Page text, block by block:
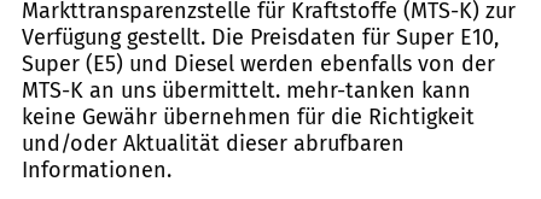
Markttransparenzstelle für Kraftstoffe (MTS-K) zur
Verfügung gestellt. Die Preisdaten für Super E10,
Super (E5) und Diesel werden ebenfalls von der
MTS-K an uns übermittelt. mehr-tanken kann
keine Gewähr übernehmen für die Richtigkeit
und/oder Aktualität dieser abrufbaren
Informationen.